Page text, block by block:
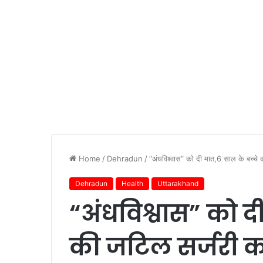
Home / Dehradun /“अंधविश्वास” को दी मात,6 साल के बच्चे
Dehradun Health Uttarakhand
“अंधविश्वास” को
की जटिल सर्जरी